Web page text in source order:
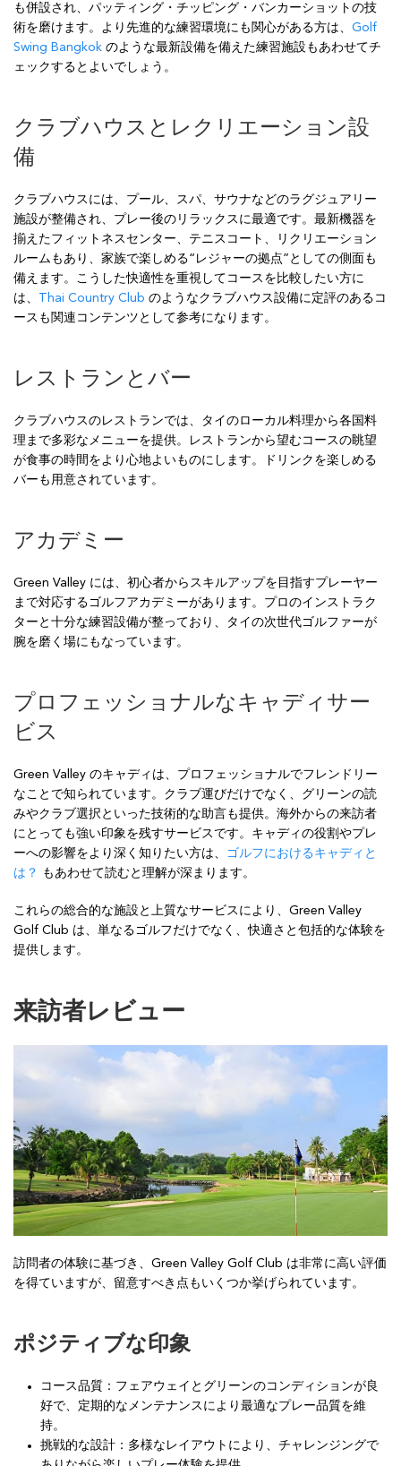
も併設され、パッティング・チッピング・バンカーショットの技
術を磨けます。より先進的な練習環境にも関心がある方は、 Golf
Swing Bangkok のような最新設備を備えた練習施設もあわせてチ
ェックするとよいでしょう。
クラブハウスとレクリエーション設
備
クラブハウスには、プール、スパ、サウナなどのラグジュアリー
施設が整備され、プレー後のリラックスに最適です。最新機器を
揃えたフィットネスセンター、テニスコート、リクリエーション
ルームもあり、家族で楽しめる“レジャーの拠点”としての側面も
備えます。こうした快適性を重視してコースを比較したい方に
は、
Thai Country Club のようなクラブハウス設備に定評のあるコ
ースも関連コンテンツとして参考になります。
レストランとバー
クラブハウスのレストランでは、タイのローカル料理から各国料
理まで多彩なメニューを提供。レストランから望むコースの眺望
が食事の時間をより心地よいものにします。ドリンクを楽しめる
バーも用意されています。
アカデミー
Green Valley には、初心者からスキルアップを目指すプレーヤー
まで対応するゴルフアカデミーがあります。プロのインストラク
ターと十分な練習設備が整っており、タイの次世代ゴルファーが
腕を磨く場にもなっています。
プロフェッショナルなキャディサー
ビス
Green Valley のキャディは、プロフェッショナルでフレンドリー
なことで知られています。クラブ運びだけでなく、グリーンの読
みやクラブ選択といった技術的な助言も提供。海外からの来訪者
にとっても強い印象を残すサービスです。キャディの役割やプレ
ーへの影響をより深く知りたい方は、 ゴルフにおけるキャディと
は？
もあわせて読むと理解が深まります。
これらの総合的な施設と上質なサービスにより、Green Valley
Golf Club は、単なるゴルフだけでなく、快適さと包括的な体験を
提供します。
来訪者レビュー
訪問者の体験に基づき、Green Valley Golf Club は非常に高い評価
を得ていますが、留意すべき点もいくつか挙げられています。
ポジティブな印象
コース品質：フェアウェイとグリーンのコンディションが良
好で、定期的なメンテナンスにより最適なプレー品質を維
持。
挑戦的な設計：多様なレイアウトにより、チャレンジングで